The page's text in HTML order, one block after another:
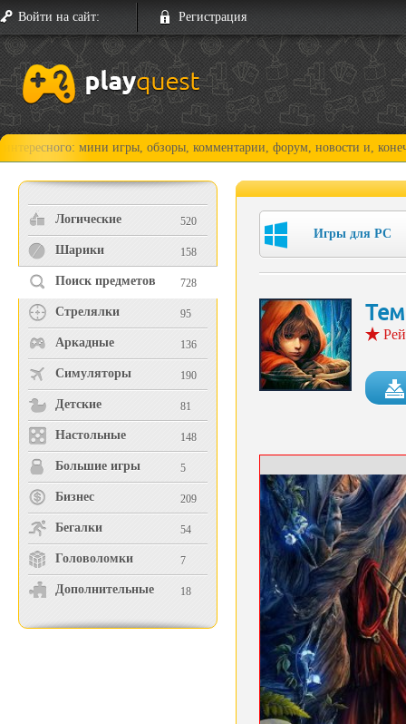
Войти на сайт: Регистрация
мини игры, обзоры, комментарии, форум, новости и, конечно,
Логические 520
Шарики 158
Поиск предметов 728
Стрелялки 95
Аркадные 136
Симуляторы 190
Детские 81
Настольные 148
Большие игры 5
Бизнес 209
Бегалки 54
Головоломки 7
Дополнительные 18
Игры для PC